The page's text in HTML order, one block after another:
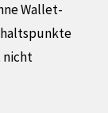
Wallet-
nicht